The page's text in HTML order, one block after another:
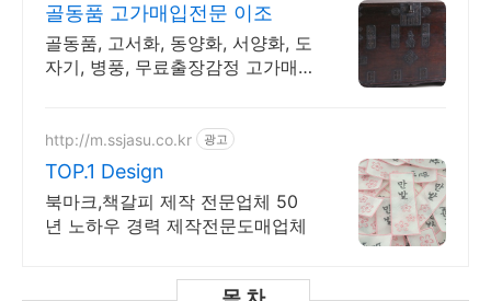
골동품 고가매입전문 이조
골동품, 고서화, 동양화, 서양화, 도
자기, 병풍, 무료출장감정 고가매
http://m.ssjasu.co.kr 광고
TOP.1 Design
북마크,책갈피 제작 전문업체 50
년 노하우 경력 제작전문도매업체